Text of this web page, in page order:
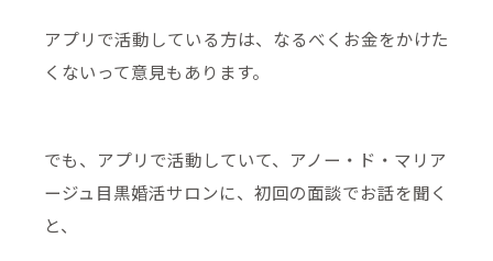
アプリで活動している方は、なるべくお金をかけた
くないって意見もあります。
でも、アプリで活動していて、アノー・ド・マリア
ージュ目黒婚活サロンに、初回の面談でお話を聞く
と、